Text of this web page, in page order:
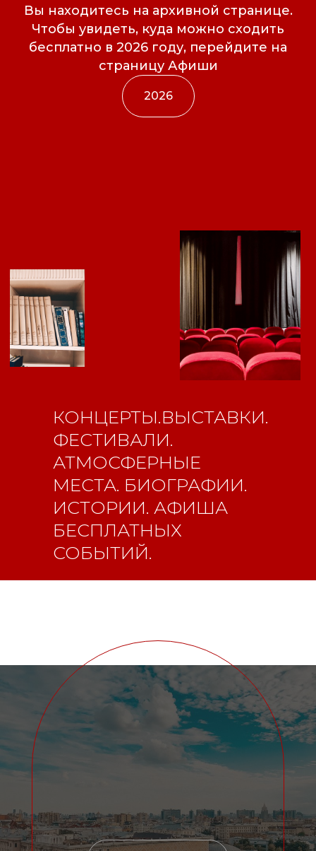
Вы находитесь на архивной странице.
Чтобы увидеть, куда можно сходить
бесплатно в 2026 году, перейдите на
страницу Афиши
2026
КОНЦЕРТЫ.ВЫСТАВКИ.
ФЕСТИВАЛИ.
АТМОСФЕРНЫЕ
МЕСТА. БИОГРАФИИ.
ИСТОРИИ. АФИША
БЕСПЛАТНЫХ
СОБЫТИЙ.
регистрации СМИ ЭЛ №
ФС77-84346 от 08.12.2022
ISSN 3033-9081
ВКонтакте
Youtube
Телеграмм
Макс
Дзен
Новости
Афиша